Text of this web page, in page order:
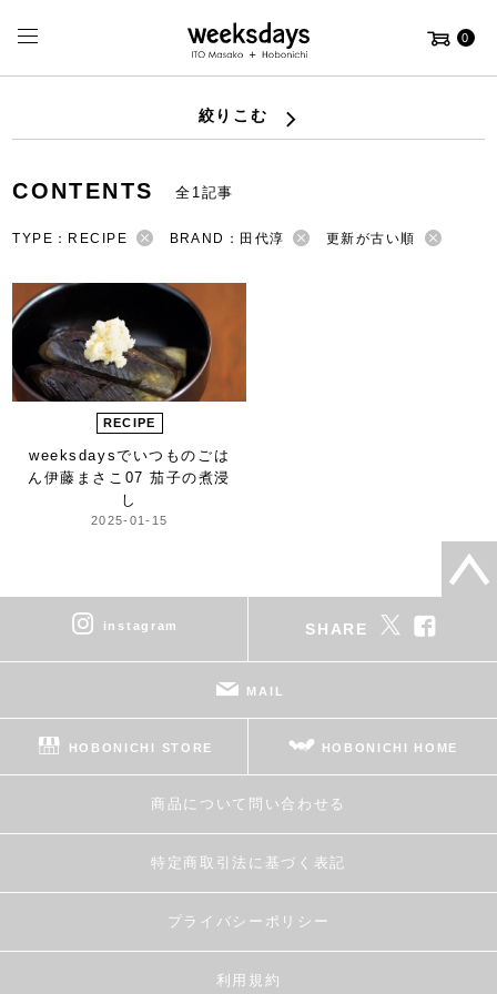
0
絞りこむ
CONTENTS 全1記事
TYPE：RECIPE BRAND：田代淳 更新が古い順
RECIPE
weeksdaysで いつものごは
ん 伊藤まさこ 07 茄子の煮浸
し
2025-01-15
instagram SHARE
MAIL
HOBONICHI STORE HOBONICHI HOME
商品について問い合わせる
特定商取引法に基づく表記
プライバシーポリシー
利用規約